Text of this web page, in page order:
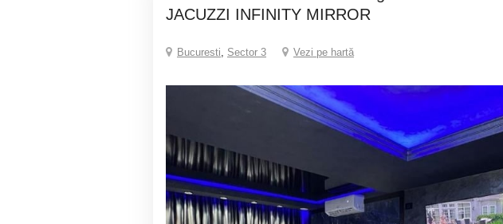
JACUZZI INFINITY MIRROR
Bucuresti, Sector 3 Vezi pe hartă